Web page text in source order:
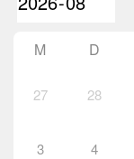
M D
27 28
3 4